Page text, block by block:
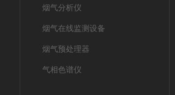
烟气分析仪
烟气在线监测设备
烟气预处理器
气相色谱仪